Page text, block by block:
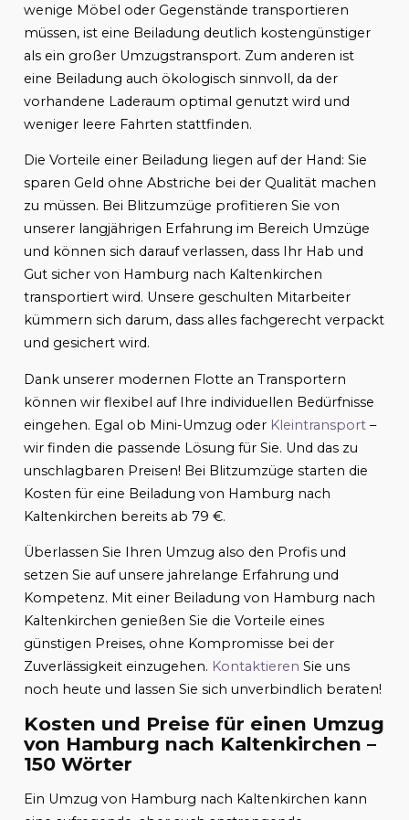
wenige Möbel oder Gegenstände transportieren
müssen, ist eine Beiladung deutlich kostengünstiger
als ein großer Umzugstransport. Zum anderen ist
eine Beiladung auch ökologisch sinnvoll, da der
vorhandene Laderaum optimal genutzt wird und
weniger leere Fahrten stattfinden.
Die Vorteile einer Beiladung liegen auf der Hand: Sie
sparen Geld ohne Abstriche bei der Qualität machen
zu müssen. Bei Blitzumzüge profitieren Sie von
unserer langjährigen Erfahrung im Bereich Umzüge
und können sich darauf verlassen, dass Ihr Hab und
Gut sicher von Hamburg nach Kaltenkirchen
transportiert wird. Unsere geschulten Mitarbeiter
kümmern sich darum, dass alles fachgerecht verpackt
und gesichert wird.
Dank unserer modernen Flotte an Transportern
können wir flexibel auf Ihre individuellen Bedürfnisse
eingehen. Egal ob Mini-Umzug oder Kleintransport–
wir finden die passende Lösung für Sie. Und das zu
unschlagbaren Preisen! Bei Blitzumzüge starten die
Kosten für eine Beiladung von Hamburg nach
Kaltenkirchen bereits ab 79 €.
Überlassen Sie Ihren Umzug also den Profis und
setzen Sie auf unsere jahrelange Erfahrung und
Kompetenz. Mit einer Beiladung von Hamburg nach
Kaltenkirchen genießen Sie die Vorteile eines
günstigen Preises, ohne Kompromisse bei der
Zuverlässigkeit einzugehen. Kontaktieren Sie uns
noch heute und lassen Sie sich unverbindlich beraten!
Kosten und Preise für einen Umzug
von Hamburg nach Kaltenkirchen –
150 Wörter
Ein Umzug von Hamburg nach Kaltenkirchen kann